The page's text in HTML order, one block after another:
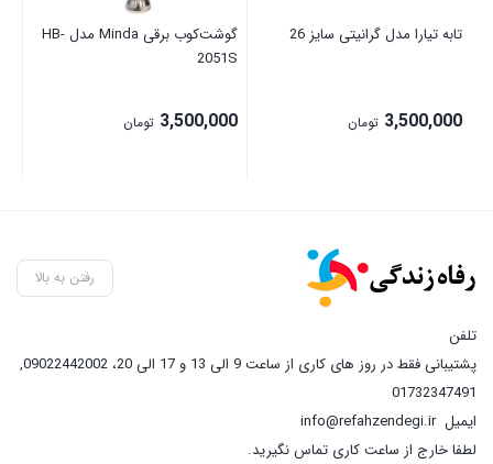
تابه تیارا مدل گرانیتی سایز 26
3,500,000 تومان
گوشت‌کوب برقی Minda مدل HB-
2051S
3,500,000 تومان
رفتن به بالا
تلفن
پشتیبانی فقط در روز های کاری از ساعت 9 الی 13 و 17 الی 20، 09022442002
,
01732347491
ایمیلinfo@refahzendegi.ir
لطفا خارج از ساعت کاری تماس نگیرید.